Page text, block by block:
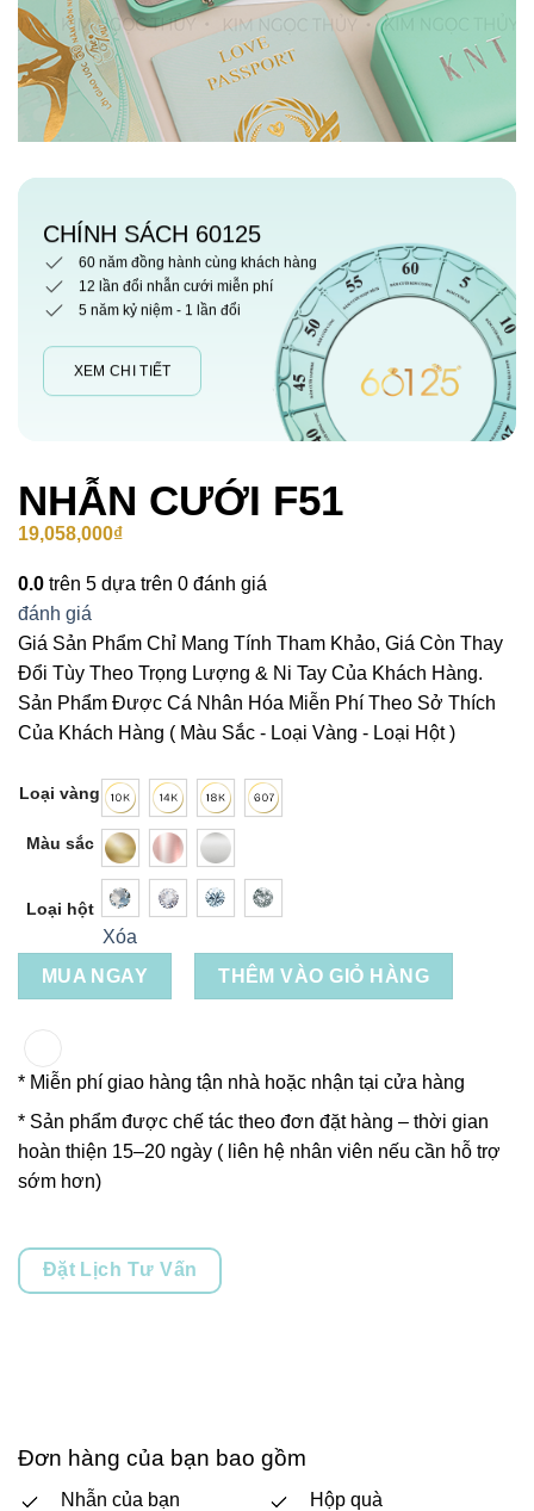
CHÍNH SÁCH 60125
60 năm đồng hành cùng khách hàng
12 lần đổi nhẫn cưới miễn phí
5 năm kỷ niệm - 1 lần đổi
XEM CHI TIẾT
NHẪN CƯỚI F51
19,058,000₫
0.0 trên 5 dựa trên 0 đánh giá
đánh giá
Giá Sản Phẩm Chỉ Mang Tính Tham Khảo, Giá Còn Thay
Đổi Tùy Theo Trọng Lượng & Ni Tay Của Khách Hàng.
Sản Phẩm Được Cá Nhân Hóa Miễn Phí Theo Sở Thích
Của Khách Hàng ( Màu Sắc - Loại Vàng - Loại Hột )
Loại vàng
Màu sắc
Loại hột
Xóa
MUA NGAY
THÊM VÀO GIỎ HÀNG
* Miễn phí giao hàng tận nhà hoặc nhận tại cửa hàng
* Sản phẩm được chế tác theo đơn đặt hàng – thời gian
hoàn thiện 15–20 ngày ( liên hệ nhân viên nếu cần hỗ trợ
sớm hơn)
Đặt Lịch Tư Vấn
Đơn hàng của bạn bao gồm
Nhẫn của bạn Hộp quà